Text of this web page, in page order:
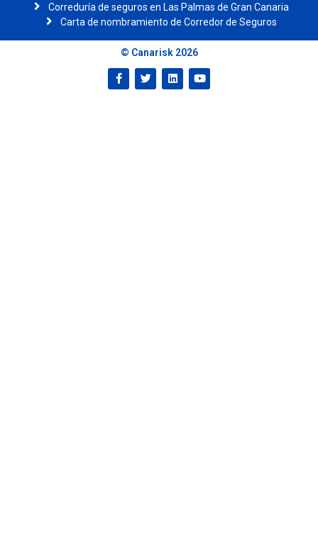
Correduría de seguros en Las Palmas de Gran Canaria
Carta de nombramiento de Corredor de Seguros
© Canarisk 2026